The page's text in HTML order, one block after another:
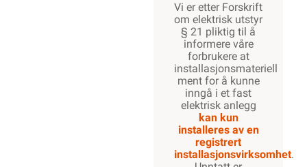
Vi er etter Forskrift
om elektrisk utstyr
§ 21 pliktig til å
informere våre
forbrukere at
installasjonsmateriell
ment for å kunne
inngå i et fast
elektrisk anlegg
kan kun
installeres av en
registrert
installasjonsvirksomhet.